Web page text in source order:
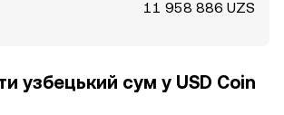
11 958 886 UZS
узбецький сум у USD Coin